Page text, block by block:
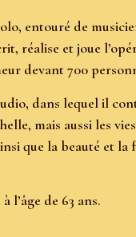
entouré de
réalise et joue
devant 700
dans lequel il
mais aussi les
que la beauté et la
l’âge de 63 ans.